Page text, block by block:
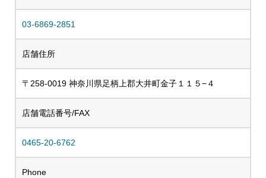
03-6869-2851
店舗住所
〒258-0019 神奈川県足柄上郡大井町金子１１５−４
店舗電話番号/FAX
0465-20-6762
Phone